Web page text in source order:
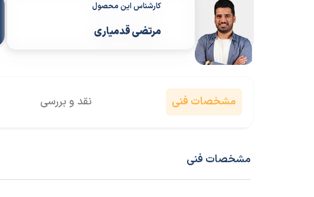
کارشناس این محصول
مرتضی قدمیاری
مشخصات فنی نقد و بررسی
مشخصات فنی